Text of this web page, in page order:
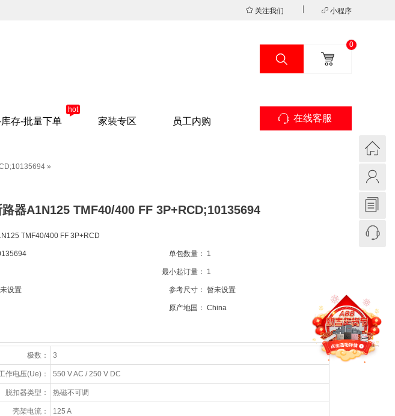
关注我们 小程序
0
存-批量下单
hot
家装专区 员工内购 在线客服
»
器A1N125 TMF40/400 FF 3P+RCD;10135694
TMF40/400 FF 3P+RCD
单包数量： 1
最小起订量： 1
设置 参考尺寸： 暂未设置
原产地国： China
极数： 3
作电压(Ue)： 550 V AC / 250 V DC
脱扣器类型： 热磁不可调
壳架电流： 125 A